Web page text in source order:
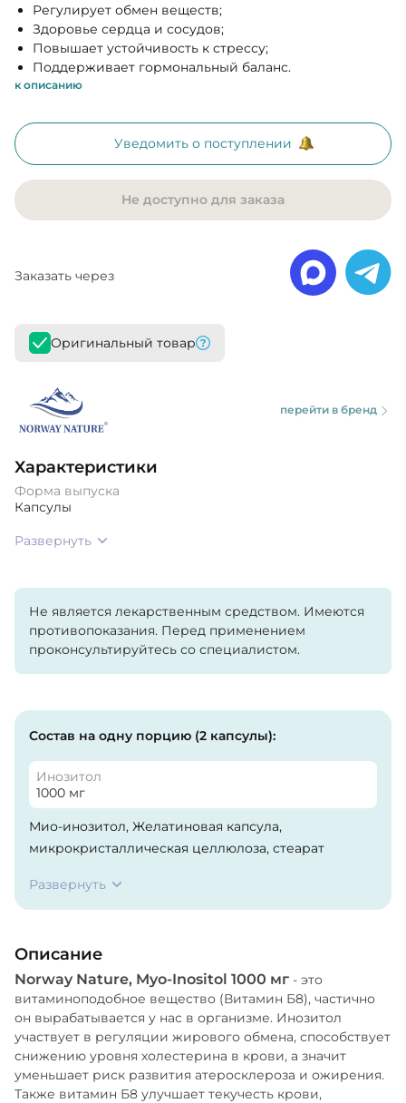
Регулирует обмен веществ;
Здоровье сердца и сосудов;
Повышает устойчивость к стрессу;
Поддерживает гормональный баланс.
к описанию
Уведомить о поступлении
Не доступно для заказа
Заказать через
Оригинальный товар
перейти в бренд
Характеристики
Форма выпуска
Капсулы
Развернуть
Не является лекарственным средством. Имеются
противопоказания. Перед применением
проконсультируйтесь со специалистом.
Состав на одну порцию (2 капсулы):
Инозитол
1000 мг
Мио-инозитол, Желатиновая капсула,
микрокристаллическая целлюлоза, стеарат
Развернуть
Описание
Norway Nature, Myo-Inositol 1000 мг - это
витаминоподобное вещество (Витамин Б8), частично
он вырабатывается у нас в организме. Инозитол
участвует в регуляции жирового обмена, способствует
снижению уровня холестерина в крови, а значит
уменьшает риск развития атеросклероза и ожирения.
Также витамин Б8 улучшает текучесть крови,